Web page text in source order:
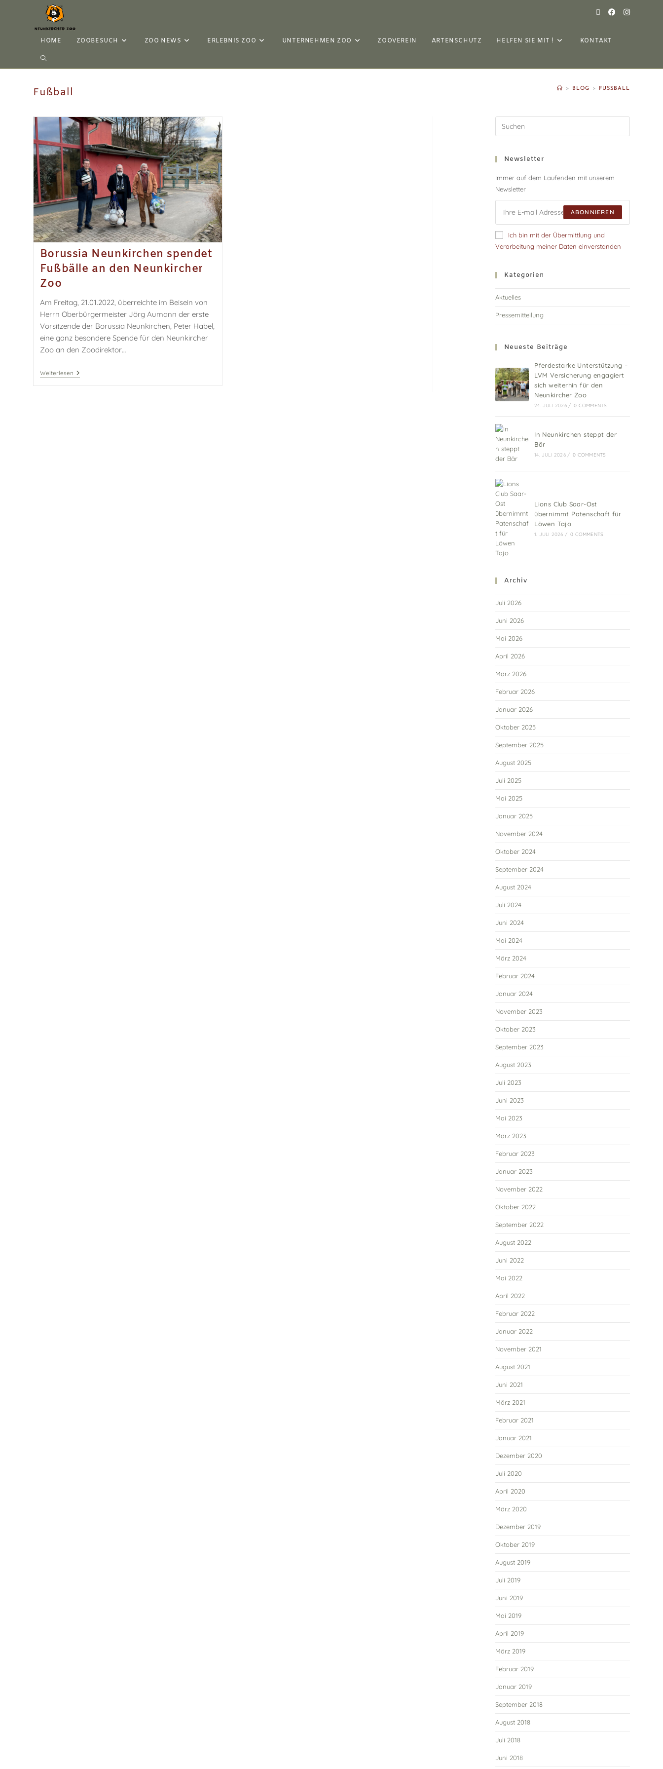
HOME ZOOBESUCH ZOO NEWS ERLEBNIS ZOO UNTERNEHMEN ZOO ZOOVEREIN ARTENSCHUTZ HELFEN SIE MIT ! KONTAKT
Fußball > BLOG > FUSSBALL
Borussia Neunkirchen spendet
Fußbälle an den Neunkircher
Zoo
Am Freitag, 21.01.2022, überreichte im Beisein von
Herrn Oberbürgermeister Jörg Aumann der erste
Vorsitzende der Borussia Neunkirchen, Peter Habel,
eine ganz besondere Spende für den Neunkircher
Zoo an den Zoodirektor…
Weiterlesen
Newsletter
Immer auf dem Laufenden mit unserem
Newsletter
ABONNIEREN
Ich bin mit der Übermittlung und
Verarbeitung meiner Daten einverstanden
Kategorien
Aktuelles
Pressemitteilung
Neueste Beiträge
Pferdestarke Unterstützung –
LVM Versicherung engagiert
sich weiterhin für den
Neunkircher Zoo
24. JULI 2026 / 0 COMMENTS
In Neunkirchen steppt der
Bär
14. JULI 2026 / 0 COMMENTS
Lions Club Saar-Ost
übernimmt Patenschaft für
Löwen Tajo
1. JULI 2026 / 0 COMMENTS
Archiv
Juli 2026
Juni 2026
Mai 2026
April 2026
März 2026
Februar 2026
Januar 2026
Oktober 2025
September 2025
August 2025
Juli 2025
Mai 2025
Januar 2025
November 2024
Oktober 2024
September 2024
August 2024
Juli 2024
Juni 2024
Mai 2024
März 2024
Februar 2024
Januar 2024
November 2023
Oktober 2023
September 2023
August 2023
Juli 2023
Juni 2023
Mai 2023
März 2023
Februar 2023
Januar 2023
November 2022
Oktober 2022
September 2022
August 2022
Juni 2022
Mai 2022
April 2022
Februar 2022
Januar 2022
November 2021
August 2021
Juni 2021
März 2021
Februar 2021
Januar 2021
Dezember 2020
Juli 2020
April 2020
März 2020
Dezember 2019
Oktober 2019
August 2019
Juli 2019
Juni 2019
Mai 2019
April 2019
März 2019
Februar 2019
Januar 2019
September 2018
August 2018
Juli 2018
Juni 2018